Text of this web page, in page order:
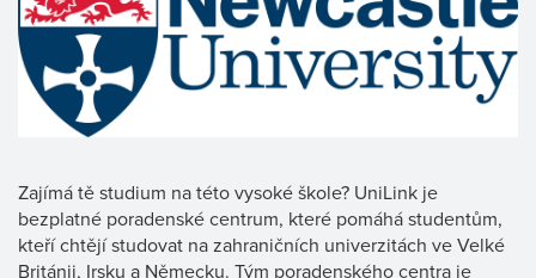
Zajímá tě studium na této vysoké škole? UniLink je
bezplatné poradenské centrum, které pomáhá studentům,
kteří chtějí studovat na zahraničních univerzitách ve Velké
Británii, Irsku a Německu. Tým poradenského centra je